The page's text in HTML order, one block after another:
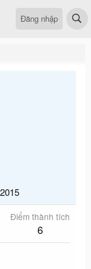
Đăng nhập
Điểm thành tích
6